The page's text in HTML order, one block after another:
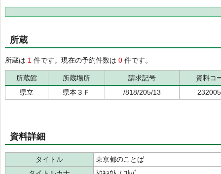
所蔵
所蔵は 1 件です。現在の予約件数は 0 件です。
所蔵館 所蔵場所 請求記号
資料コ
県立
県本３Ｆ /818/205/13
資料詳細
タイトル
東京都のことば